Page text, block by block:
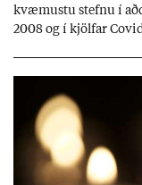
kvæm­ustu stefnu í
2008 og í kjöl­far